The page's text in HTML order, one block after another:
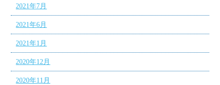
2021年7月
2021年6月
2021年1月
2020年12月
2020年11月